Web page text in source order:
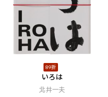
89折
いろは
北井一夫